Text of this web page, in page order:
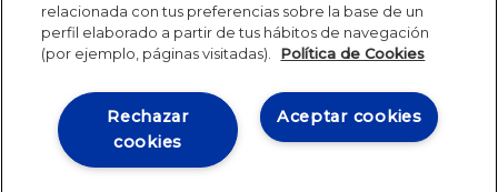
relacionada con tus preferencias sobre la base de un
perfil elaborado a partir de tus hábitos de navegación
(por ejemplo, páginas visitadas).
Política de Cookies
Aceptar cookies
Rechazar
cookies